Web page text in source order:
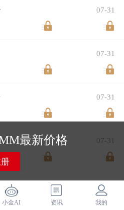
小金AI 资讯 我的
07-31
07-31
07-31
台 07-31
07-31
最新价格